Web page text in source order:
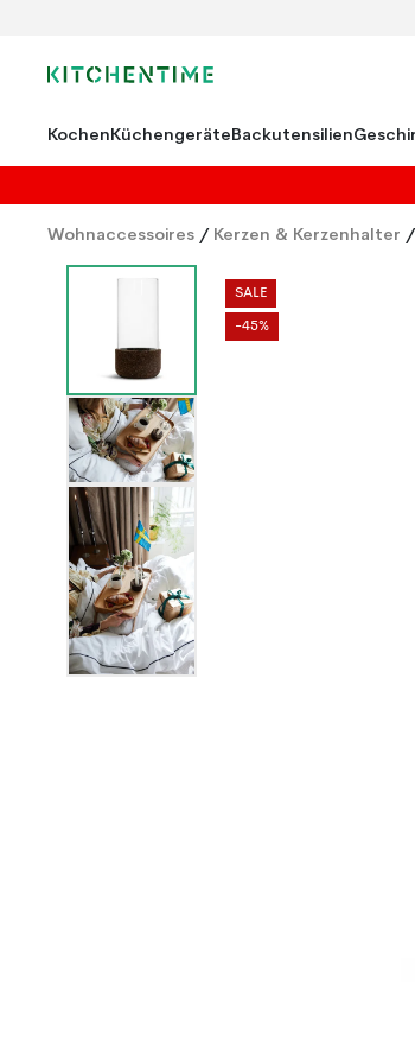
KochenKüchengeräteBackutensilien
Wohnaccessoires / Kerzen & Kerzenhalter /
SALE
-45%